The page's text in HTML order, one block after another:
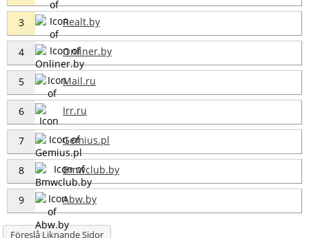
3 Realt.by
4 Onliner.by
5 Mail.ru
6 Irr.ru
7 Gemius.pl
8 Bmwclub.by
9 Abw.by
Föreslå Liknande Sidor